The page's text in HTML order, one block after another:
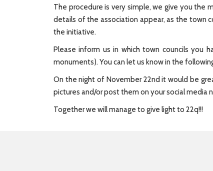
The procedure is very simple, we give you
details of the association appear, as the town
the initiative.
Please inform us in which town councils you
monuments). You can let us know in the
On the night of November 22nd it would be
pictures and/or post them on your social media
Together we will manage to give light to 22q!!!